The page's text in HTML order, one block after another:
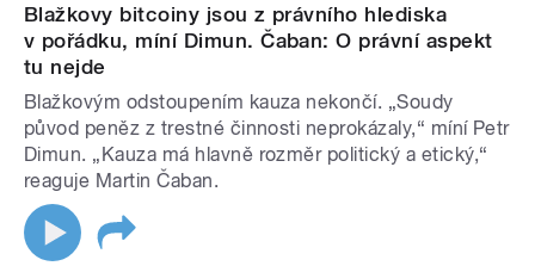
Blažkovy bitcoiny jsou z právního hlediska
v pořádku, míní Dimun. Čaban: O právní aspekt
tu nejde
Blažkovým odstoupením kauza nekončí. „Soudy
původ peněz z trestné činnosti neprokázaly,“ míní Petr
Dimun. „Kauza má hlavně rozměr politický a etický,“
reaguje Martin Čaban.